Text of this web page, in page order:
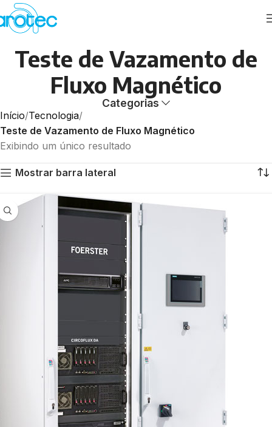
Teste de Vazamento de
Fluxo Magnético
Categorias
Início Tecnologia
Teste de Vazamento de Fluxo Magnético
Exibindo um único resultado
Mostrar barra lateral